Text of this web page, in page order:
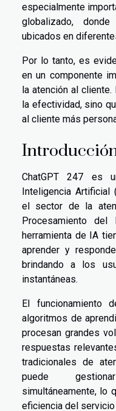
especialmente
globalizado,
ubicados en
Por lo tanto, es
en un componente
la atención al
la efectividad, sino
al cliente más
ChatGPT 247 es
Inteligencia Artificial
el sector de la
Procesamiento del
herramienta de IA
aprender y
brindando a los
instantáneas.
El funcionamiento
algoritmos de
procesan grandes
respuestas
tradicionales de
puede
simultáneamente, lo
eficiencia del servicio